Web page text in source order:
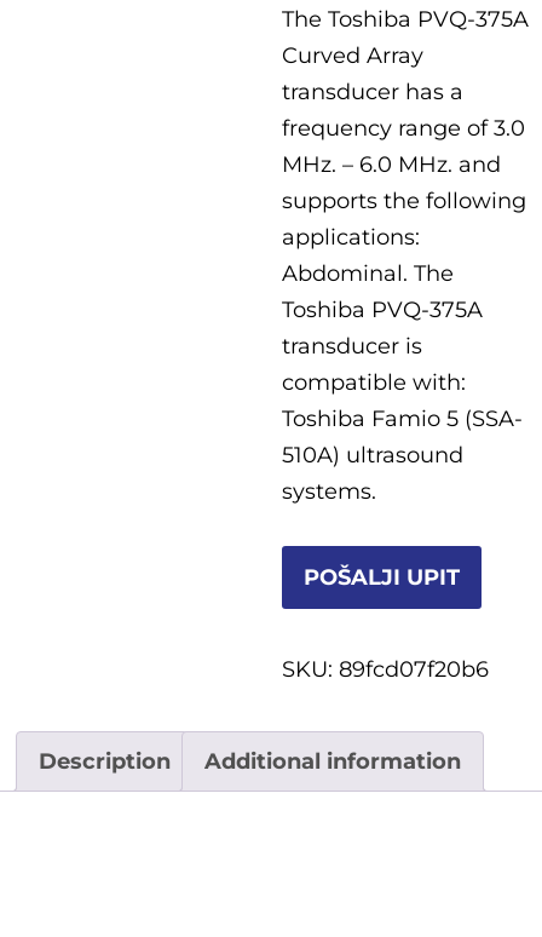
The Toshiba PVQ-375A
Curved Array
transducer has a
frequency range of 3.0
MHz. – 6.0 MHz. and
supports the following
applications:
Abdominal. The
Toshiba PVQ-375A
transducer is
compatible with:
Toshiba Famio 5 (SSA-
510A) ultrasound
systems.
POŠALJI UPIT
SKU: 89fcd07f20b6
Description Additional information